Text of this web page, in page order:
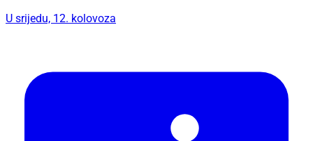
U srijedu, 12. kolovoza